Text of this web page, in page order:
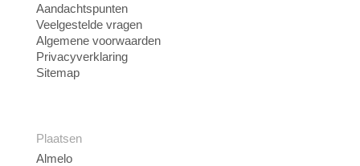
Aandachtspunten
Veelgestelde vragen
Algemene voorwaarden
Privacyverklaring
Sitemap
Plaatsen
Almelo